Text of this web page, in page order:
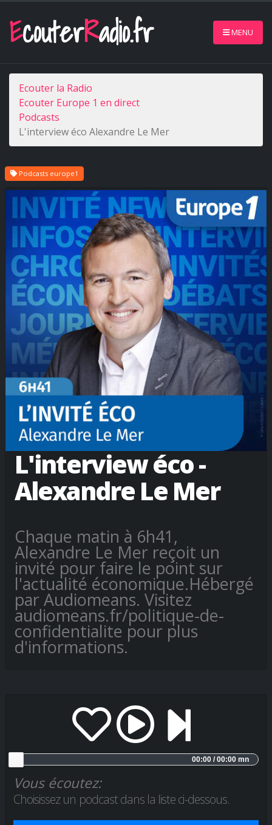
EcouterRadio.fr MENU
Ecouter la Radio
Ecouter Europe 1 en direct
Podcasts
L'interview éco Alexandre Le Mer
Podcasts europe1
L'interview éco -
Alexandre Le Mer
Chaque matin à 6h41,
Alexandre Le Mer reçoit un
invité pour faire le point sur
l'actualité économique.Hébergé
par Audiomeans. Visitez
audiomeans.fr/politique-de-
confidentialite pour plus
d'informations.
00:00 / 00:00 mn
Vous écoutez:
Choisissez un podcast dans la liste ci-dessous.